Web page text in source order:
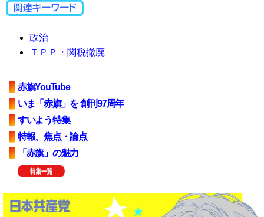
政治
ＴＰＰ・関税撤廃
赤旗YouTube
いま「赤旗」を 創刊97周年
すいよう特集
特報、焦点・論点
「赤旗」の魅力